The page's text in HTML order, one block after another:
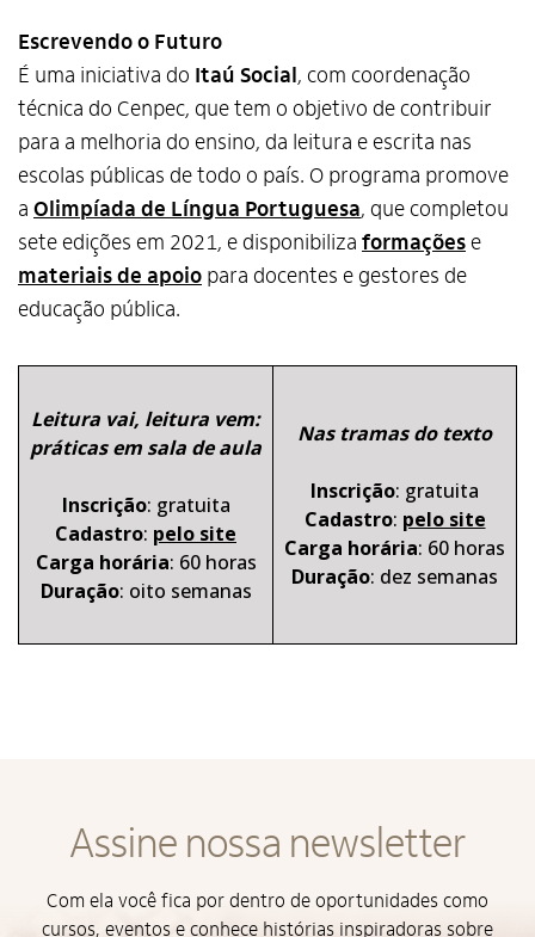
Alto Contraste
Termos de Uso e Política de
Escrevendo o Futuro
É uma iniciativa do Itaú Social, com coordenação
técnica do Cenpec, que tem o objetivo de contribuir
para a melhoria do ensino, da leitura e escrita nas
escolas públicas de todo o país. O programa promove
a Olimpíada de Língua Portuguesa, que completou
sete edições em 2021, e disponibiliza formaçõese
materiais de apoio para docentes e gestores de
educação pública.
Leitura vai, leitura vem:
práticas em sala de aula
Inscrição: gratuita
Cadastro: pelo site
Carga horária: 60 horas
Duração: oito semanas
Nas tramas do texto
Inscrição: gratuita
Cadastro: pelo site
Carga horária: 60 horas
Duração: dez semanas
Assine nossa newsletter
Com ela você fica por dentro de oportunidades como
cursos, eventos e conhece histórias inspiradoras sobre